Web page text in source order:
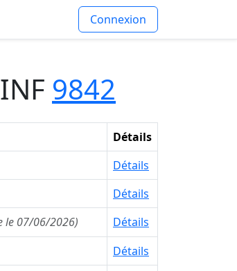
Connexion
9842
Détails
Détails
Détails
le 07/06/2026)
Détails
Détails